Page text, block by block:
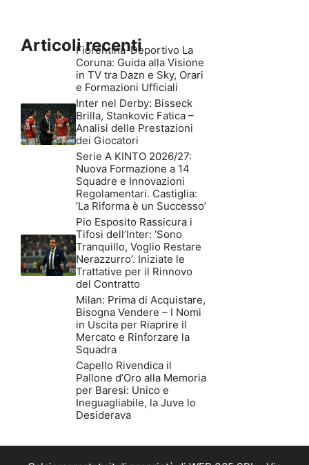
Articoli recenti
Fiorentina-Deportivo La
Coruna: Guida alla Visione
in TV tra Dazn e Sky, Orari
e Formazioni Ufficiali
Inter nel Derby: Bisseck
Brilla, Stankovic Fatica –
Analisi delle Prestazioni
dei Giocatori
Serie A KINTO 2026/27:
Nuova Formazione a 14
Squadre e Innovazioni
Regolamentari. Castiglia:
‘La Riforma è un Successo’
Pio Esposito Rassicura i
Tifosi dell’Inter: ‘Sono
Tranquillo, Voglio Restare
Nerazzurro’. Iniziate le
Trattative per il Rinnovo
del Contratto
Milan: Prima di Acquistare,
Bisogna Vendere – I Nomi
in Uscita per Riaprire il
Mercato e Rinforzare la
Squadra
Capello Rivendica il
Pallone d’Oro alla Memoria
per Baresi: Unico e
Ineguagliabile, la Juve lo
Desiderava